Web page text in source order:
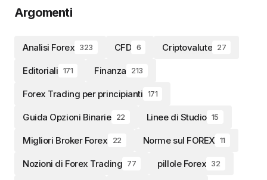
Argomenti
Analisi Forex 323 CFD 6 Criptovalute 27
Editoriali 171 Finanza 213
Forex Trading per principianti 171
Guida Opzioni Binarie 22 Linee di Studio 15
Migliori Broker Forex 22 Norme sul FOREX 11
Nozioni di Forex Trading 77 pillole Forex 32